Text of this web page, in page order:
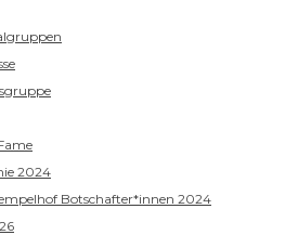
2024
Botschafter*innen 2024